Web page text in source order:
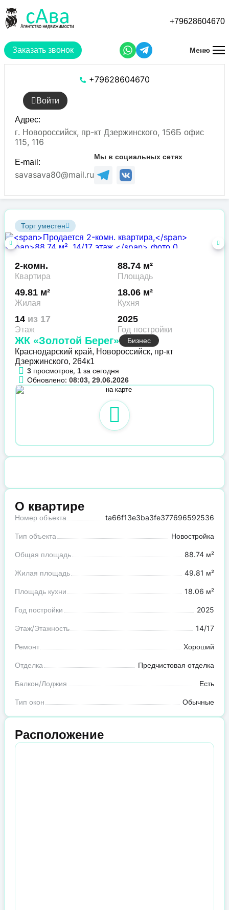
основному
Заказать звонок
+79628604670
Меню
+79628604670
Войти
Адрес:
г. Новороссийск, пр-кт Дзержинского, 156Б офис
115, 116
E-mail:
savasava80@mail.ru
Мы в социальных сетях
Торг уместен
2-комн.
Квартира
88.74 м²
Площадь
49.81 м²
Жилая
18.06 м²
Кухня
14 из 17
Этаж
2025
Год постройки
ЖК «Золотой Берег»
Бизнес
Краснодарский край, Новороссийск, пр-кт
Дзержинского, 264к1
3 просмотров, 1 за сегодня
Обновлено: 08:03, 29.06.2026
О квартире
Номер объекта ta66f13e3ba3fe377696592536
Тип объекта Новостройка
Общая площадь 88.74 м²
Жилая площадь 49.81 м²
Площадь кухни 18.06 м²
Год постройки 2025
Этаж/Этажность 14/17
Ремонт Хороший
Отделка Предчистовая отделка
Балкон/Лоджия Есть
Тип окон Обычные
Расположение